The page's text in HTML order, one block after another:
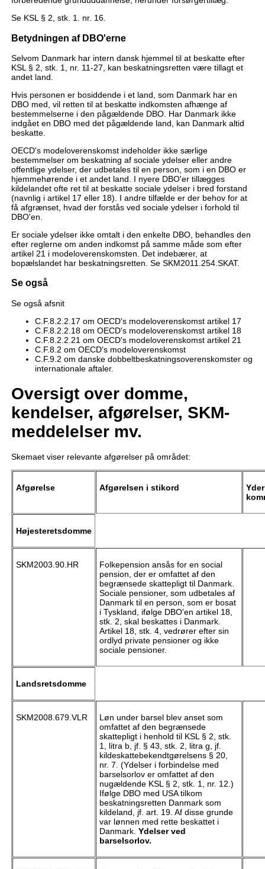
Se KSL § 2, stk. 1. nr. 16.
Betydningen af DBO'erne
Selvom Danmark har intern dansk hjemmel til at beskatte efter
KSL § 2, stk. 1, nr. 11-27, kan beskatningsretten være tillagt et
andet land.
Hvis personen er bosiddende i et land, som Danmark har en
DBO med, vil retten til at beskatte indkomsten afhænge af
bestemmelserne i den pågældende DBO. Har Danmark ikke
indgået en DBO med det pågældende land, kan Danmark altid
beskatte.
OECD's modeloverenskomst indeholder ikke særlige
bestemmelser om beskatning af sociale ydelser eller andre
offentlige ydelser, der udbetales til en person, som i en DBO er
hjemmehørende i et andet land. I nyere DBO'er tillægges
kildelandet ofte ret til at beskatte sociale ydelser i bred forstand
(navnlig i artikel 17 eller 18). I andre tilfælde er der behov for at
få afgrænset, hvad der forstås ved sociale ydelser i forhold til
DBO'en.
Er sociale ydelser ikke omtalt i den enkelte DBO, behandles den
efter reglerne om anden indkomst på samme måde som efter
artikel 21 i modeloverenskomsten. Det indebærer, at
bopælslandet har beskatningsretten. Se SKM2011.254.SKAT.
Se også
Se også afsnit
C.F.8.2.2.17 om OECD's modeloverenskomst artikel 17
C.F.8.2.2.18 om OECD's modeloverenskomst artikel 18
C.F.8.2.2.21 om OECD's modeloverenskomst artikel 21
C.F.8.2 om OECD's modeloverenskomst
C.F.9.2 om danske dobbeltbeskatningsoverenskomster og
internationale aftaler.
Oversigt over domme,
kendelser, afgørelser, SKM-
meddelelser mv.
Skemaet viser relevante afgørelser på området:
Afgørelse Afgørelsen i stikord
Højesteretsdomme
SKM2003.90.HR
Folkepension ansås for en social
pension, der er omfattet af den
begrænsede skattepligt til Danmark.
Sociale pensioner, som udbetales af
Danmark til en person, som er bosat
i Tyskland, ifølge DBO'en artikel 18,
stk. 2, skal beskattes i Danmark.
Artikel 18, stk. 4, vedrører efter sin
ordlyd private pensioner og ikke
sociale pensioner.
Landsretsdomme
SKM2008.679.VLR
Løn under barsel blev anset som
omfattet af den begrænsede
skattepligt i henhold til KSL § 2, stk.
1, litra b, jf. § 43, stk. 2, litra g, jf.
kildeskattebekendtgørelsens § 20,
nr. 7. (Ydelser i forbindelse med
barselsorlov er omfattet af den
nugældende KSL § 2, stk. 1, nr. 12.)
Ifølge DBO med USA tilkom
beskatningsretten Danmark som
kildeland, jf. art. 19. Af disse grunde
var lønnen med rette beskattet i
Danmark. Ydelser ved
barselsorlov.